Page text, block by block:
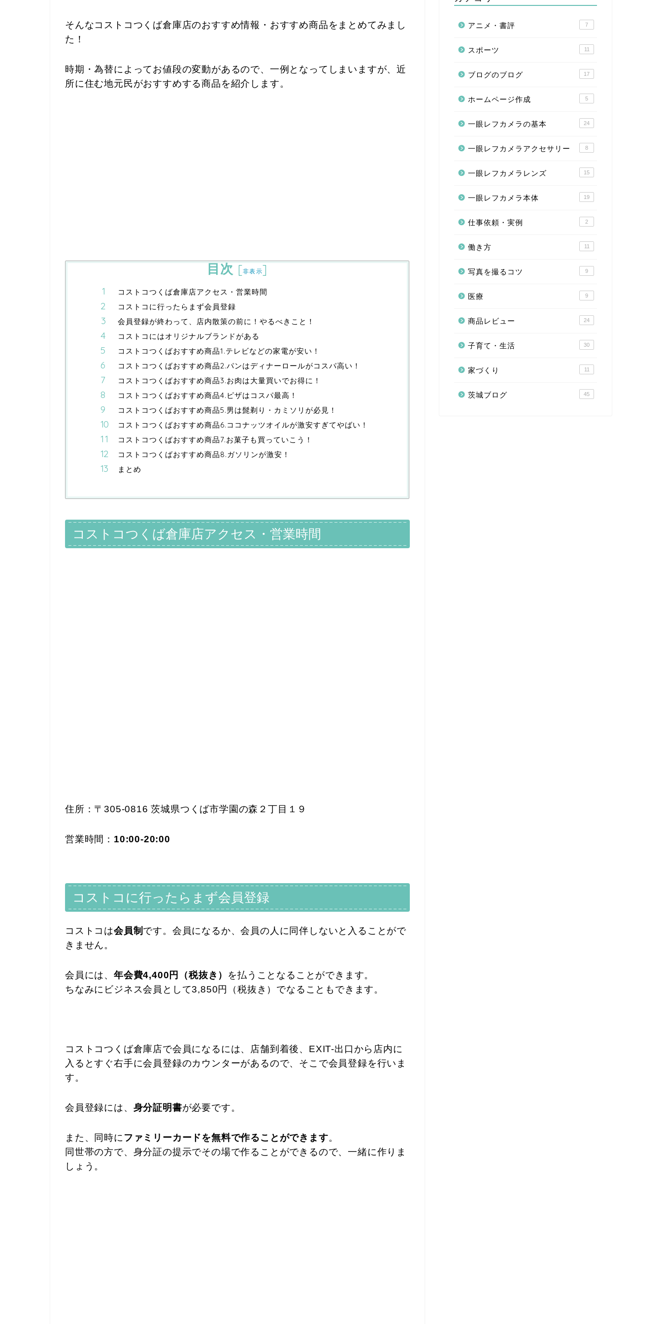
そんなコストコつくば倉庫店のおすすめ情報・おすすめ商品をまとめてみまし
た！
時期・為替によってお値段の変動があるので、一例となってしまいますが、近
所に住む地元民がおすすめする商品を紹介します。
目次 [非表示]
コストコつくば倉庫店アクセス・営業時間
コストコに行ったらまず会員登録
会員登録が終わって、店内散策の前に！やるべきこと！
コストコにはオリジナルブランドがある
コストコつくばおすすめ商品1.テレビなどの家電が安い！
コストコつくばおすすめ商品2.パンはディナーロールがコスパ高い！
コストコつくばおすすめ商品3.お肉は大量買いでお得に！
コストコつくばおすすめ商品4.ピザはコスパ最高！
コストコつくばおすすめ商品5.男は髭剃り・カミソリが必見！
コストコつくばおすすめ商品6.ココナッツオイルが激安すぎてやばい！
コストコつくばおすすめ商品7.お菓子も買っていこう！
コストコつくばおすすめ商品8.ガソリンが激安！
まとめ
コストコつくば倉庫店アクセス・営業時間
住所：〒305-0816 茨城県つくば市学園の森２丁目１９
営業時間： 10:00-20:00
コストコに行ったらまず会員登録
コストコは会員制 です。会員になるか、会員の人に同伴しないと入ることがで
きません。
会員には、 年会費4,400円（税抜き） を払うことなることができます。
ちなみにビジネス会員として3,850円（税抜き）でなることもできます。
コストコつくば倉庫店で会員になるには、店舗到着後、EXIT-出口から店内に
入るとすぐ右手に会員登録のカウンターがあるので、そこで会員登録を行いま
す。
会員登録には、 身分証明書が必要です。
また、同時にファミリーカードを無料で作ることができます。
同世帯の方で、身分証の提示でその場で作ることができるので、一緒に作りま
しょう。
アニメ・書評 7
スポーツ 11
ブログのブログ 17
ホームページ作成 5
一眼レフカメラの基本 24
一眼レフカメラアクセサリー 8
一眼レフカメラレンズ 15
一眼レフカメラ本体 19
仕事依頼・実例 2
働き方 11
写真を撮るコツ 9
医療 9
商品レビュー 24
子育て・生活 30
家づくり 11
茨城ブログ 45